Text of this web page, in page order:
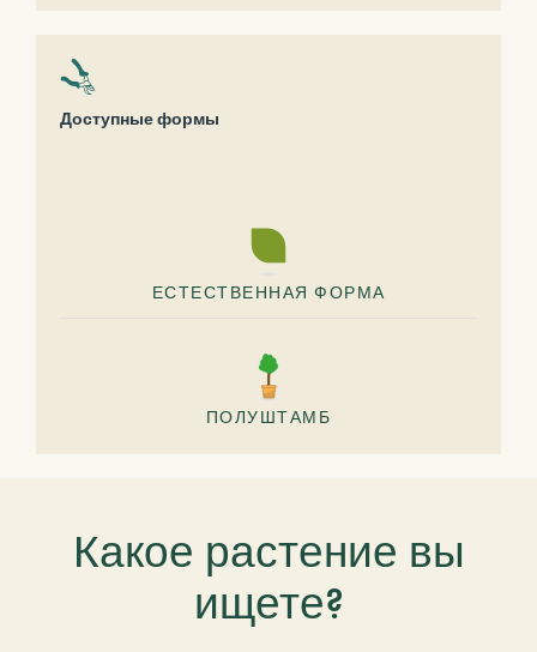
Доступные формы
ЕСТЕСТВЕННАЯ ФОРМА
ПОЛУШТАМБ
Какое растение вы
ищете?